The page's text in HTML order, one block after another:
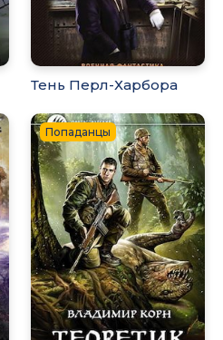
Тень Перл-Харбора
Попаданцы